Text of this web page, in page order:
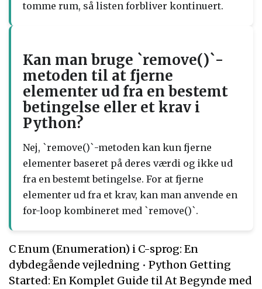
tomme rum, så listen forbliver kontinuert.
Kan man bruge `remove()`-
metoden til at fjerne
elementer ud fra en bestemt
betingelse eller et krav i
Python?
Nej, `remove()`-metoden kan kun fjerne
elementer baseret på deres værdi og ikke ud
fra en bestemt betingelse. For at fjerne
elementer ud fra et krav, kan man anvende en
for-loop kombineret med `remove()`.
C Enum (Enumeration) i C-sprog: En
dybdegående vejledning • Python Getting
Started: En Komplet Guide til At Begynde med